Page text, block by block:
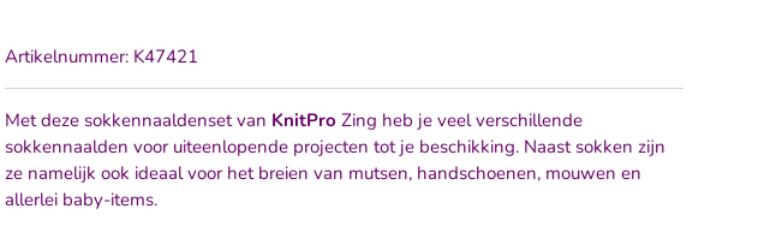
Artikelnummer: K47421
Met deze sokkennaaldenset van KnitPro Zing heb je veel verschillende
sokkennaalden voor uiteenlopende projecten tot je beschikking. Naast sokken zijn
ze namelijk ook ideaal voor het breien van mutsen, handschoenen, mouwen en
allerlei baby-items.